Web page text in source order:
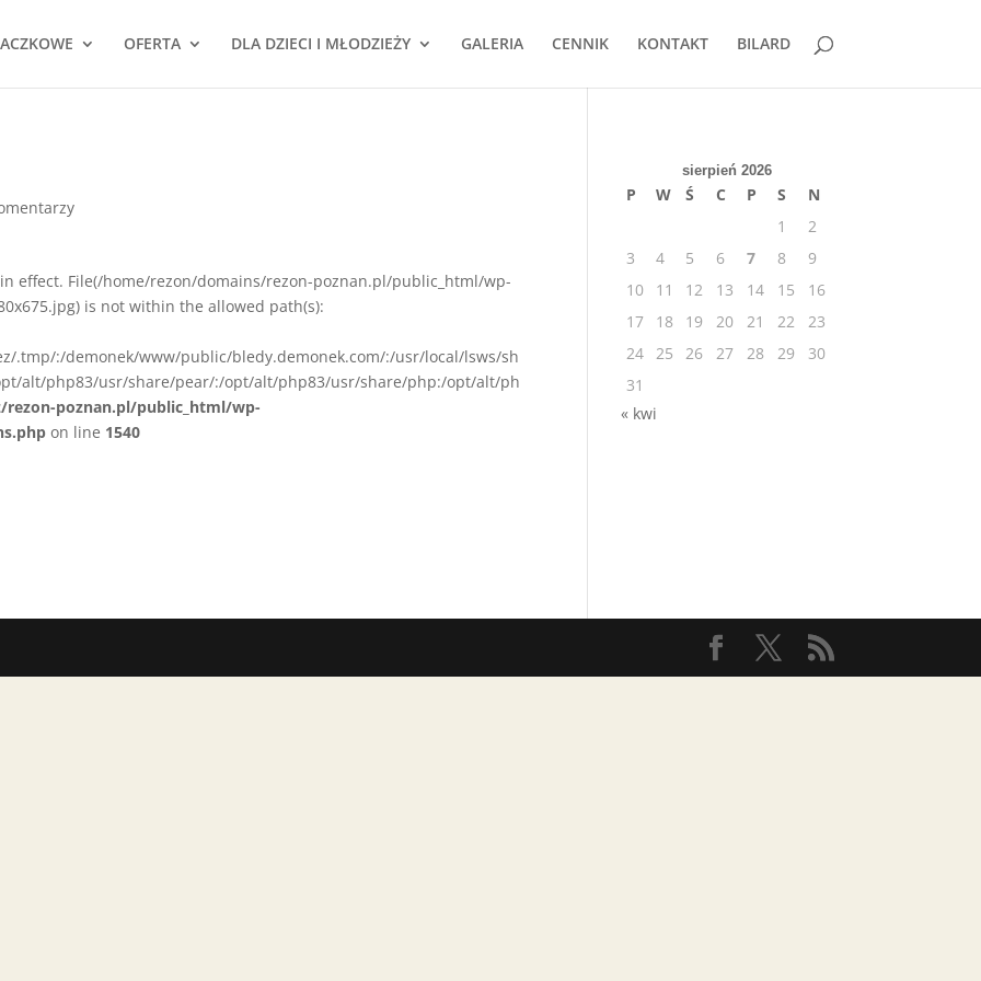
OFERTA DLA DZIECI I MŁODZIEŻY GALERIA CENNIK KONTAKT BILARD
effect. File(/home/rezon/domains/rezon-poznan.pl/public_html/wp-
is not within the allowed path(s):
.tmp/:/demonek/www/public/bledy.demonek.com/:/usr/local/lsws/sh
alt/php83/usr/share/pear/:/opt/alt/php83/usr/share/php:/opt/alt/ph
poznan.pl/public_html/wp-
on line 1540
sierpień 2026
P W Ś C P S
N
1
2
3
4 5 6 7 8
9
10
11 12 13 14 15
16
17
18 19 20 21 22
23
24 25 26 27 28 29
30
31
« kwi